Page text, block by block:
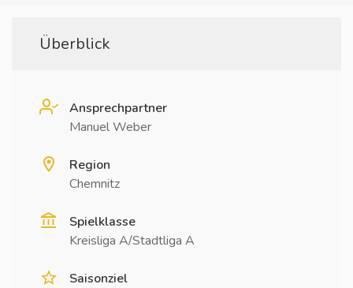
Überblick
Ansprechpartner
Manuel Weber
Region
Chemnitz
Spielklasse
Kreisliga A/Stadtliga A
Saisonziel